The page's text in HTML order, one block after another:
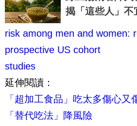
揭「這些人」
risk among men and women:
prospective US cohort
studies
延伸閱讀：
「超加工食品」吃太多傷心又
「替代吃法」降風險